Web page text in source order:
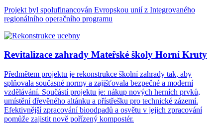
Projekt byl spolufinancován Evropskou unií z Integrovaného
regionálního operačního programu
Revitalizace zahrady Mateřské školy Horní Kruty
Předmětem projektu je rekonstrukce školní zahrady tak, aby
splňovala současné normy a zajišťovala bezpečné a moderní
vzdělávání. Součástí projektu je: nákup nových herních prvků,
umístění dřevěného altánku a přístřešku pro technické zázemí.
Efektivnější zpracování bioodpadů a osvětu v jejich zpracování
pomůže zajistit nově pořízený kompostér.